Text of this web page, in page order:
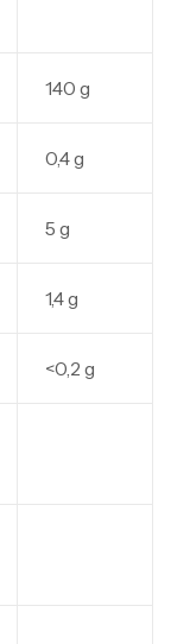
140 g
0,4 g
5 g
1,4 g
<0,2 g